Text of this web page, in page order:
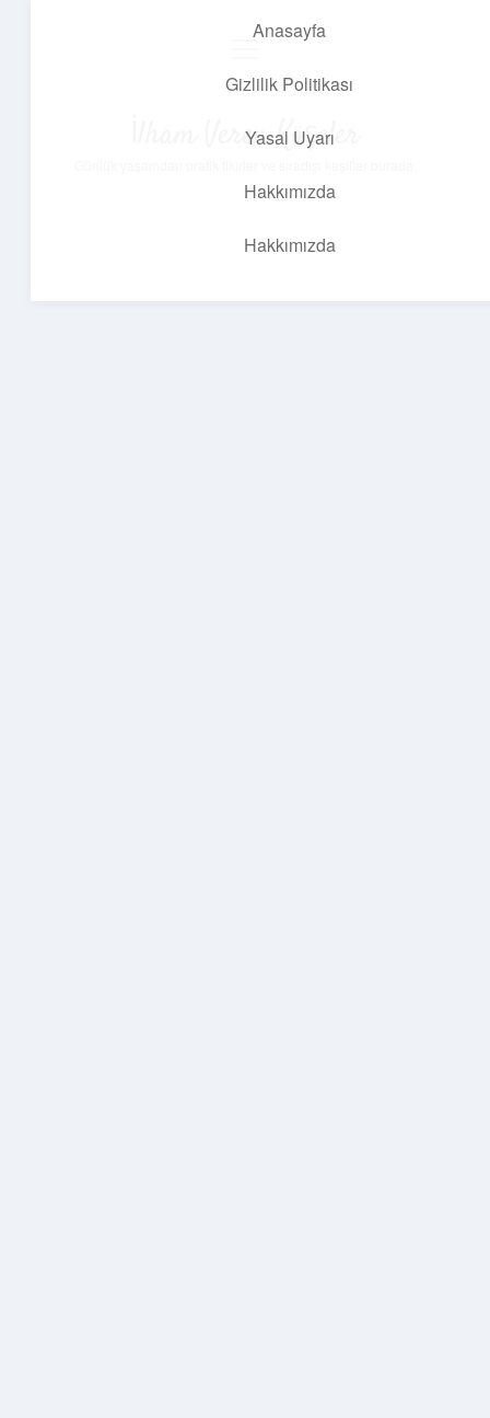
Anasayfa
Gizlilik Politikası
Yasal Uyarı
Hakkımızda
Hakkımızda
İlham Veren Köşeler